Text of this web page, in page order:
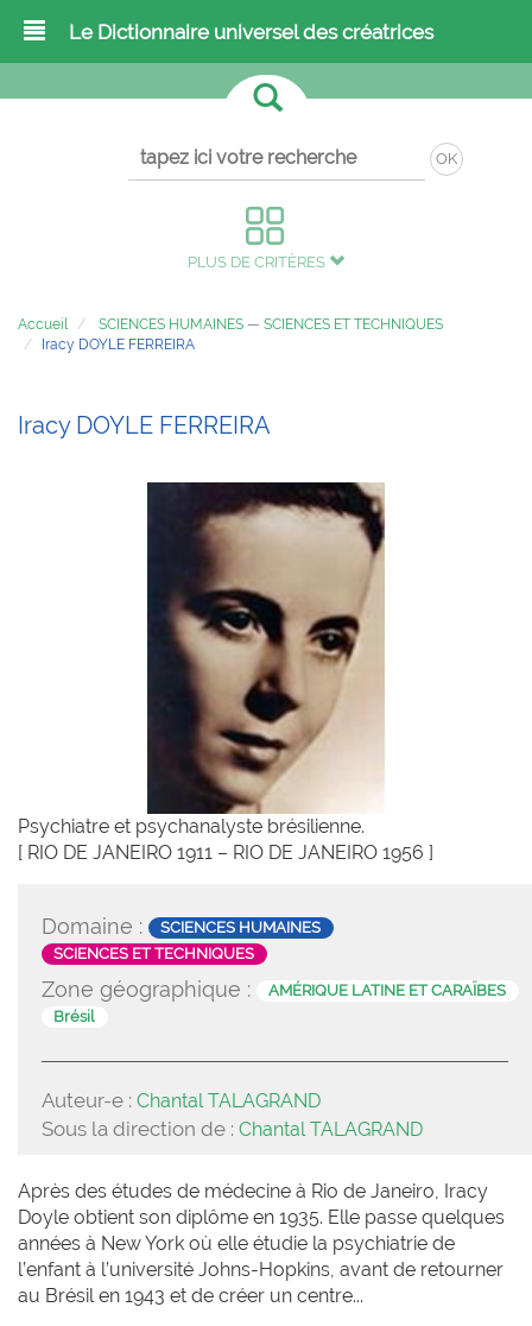
Le Dictionnaire universel des créatrices
OK
PLUS DE CRITÈRES
Accueil SCIENCES HUMAINES — SCIENCES ET TECHNIQUES
Iracy DOYLE FERREIRA
Iracy DOYLE FERREIRA
Psychiatre et psychanalyste brésilienne.
[ RIO DE JANEIRO 1911 – RIO DE JANEIRO 1956 ]
Domaine :
SCIENCES HUMAINES
SCIENCES ET TECHNIQUES
Zone géographique :
AMÉRIQUE LATINE ET CARAÏBES
Brésil
Auteur-e : Chantal TALAGRAND
Sous la direction de : Chantal TALAGRAND
Après des études de médecine à Rio de Janeiro, Iracy
Doyle obtient son diplôme en 1935. Elle passe quelques
années à New York où elle étudie la psychiatrie de
l’enfant à l’université Johns-Hopkins, avant de retourner
au Brésil en 1943 et de créer un centre...